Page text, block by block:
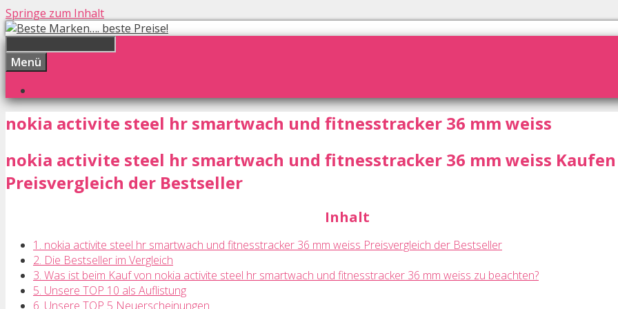
Springe zum Inhalt
Menü
nokia activite steel hr smartwach und fitnesstracker 36 mm weiss
nokia activite steel hr smartwach und fitnesstracker 36 mm weiss
Preisvergleich der Bestseller
Inhalt
1. nokia activite steel hr smartwach und fitnesstracker 36 mm weiss Preisvergleich der Bestseller
2. Die Bestseller im Vergleich
3. Was ist beim Kauf von nokia activite steel hr smartwach und fitnesstracker 36 mm weiss zu beachten?
5. Unsere TOP 10 als Auflistung
6. Unsere TOP 5 Neuerscheinungen